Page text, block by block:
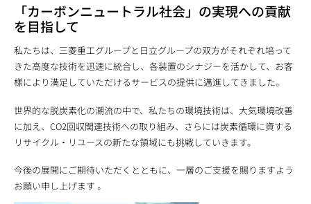
「カーボンニュートラル社会」の実現への貢献
を目指して
私たちは、三菱重工グループと日立グループの双方がそれぞれ培って
きた高度な技術を迅速に統合し、各装置のシナジーを活かして、お客
様により満足していただけるサービスの提供に邁進してきました。
世界的な脱炭素化の潮流の中で、私たちの環境技術は、大気環境改善
に加え、CO2回収関連技術への取り組み、さらには炭素循環に資する
リサイクル・リユースの新たな領域にも挑戦していきます。
今後の展開にご期待いただくとともに、一層のご支援を賜りますよう
お願い申し上げます 。